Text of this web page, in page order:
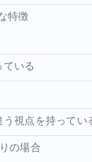
特徴
ている
視点を持ってい
の場合